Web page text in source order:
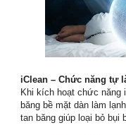
iClean – Chức năng tự
Khi kích hoạt chức năng
băng bề mặt dàn làm
tan băng giúp loại bỏ bụi